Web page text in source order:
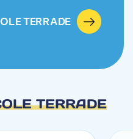
TERRADE
TERRADE